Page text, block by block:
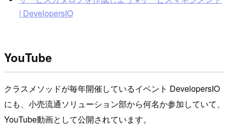
| DevelopersIO
YouTube
クラスメソッドが毎年開催しているイベント DevelopersIO
にも、小売流通ソリューション部から何名か参加していて、
YouTube動画として公開されています。